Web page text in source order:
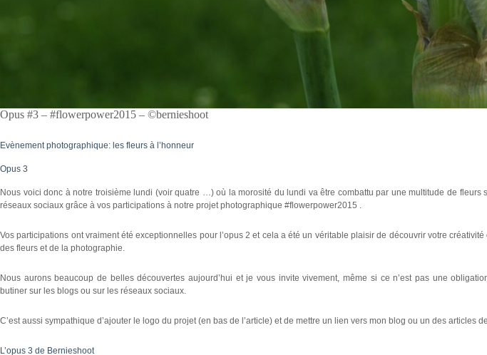
Opus #3 – #flowerpower2015 – ©bernieshoot
Evènement photographique: les fleurs à l’honneur
Opus 3
Nous voici donc à notre troisième lundi (voir quatre …) où la morosité du lundi va être combattu par une multitude de fleurs
réseaux sociaux grâce à vos participations à notre projet photographique #flowerpower2015 .
Vos participations ont vraiment été exceptionnelles pour l’opus 2 et cela a été un véritable plaisir de découvrir votre
des fleurs et de la photographie.
Nous aurons beaucoup de belles découvertes aujourd’hui et je vous invite vivement, même si ce n’est pas une
butiner sur les blogs ou sur les réseaux sociaux.
C’est aussi sympathique d’ajouter le logo du projet (en bas de l’article) et de mettre un lien vers mon blog ou un des articles
L’opus 3 de Bernieshoot